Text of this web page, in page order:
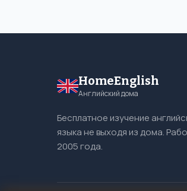
HomeEnglish
Английский дома
Бесплатное изучение
языка не выходя из дома.
2005 года.